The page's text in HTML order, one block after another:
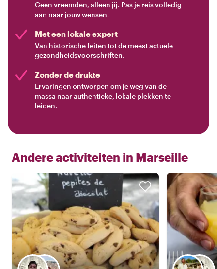
Geen vreemden, alleen jij. Pas je reis volledig
aan naar jouw wensen.
Met een lokale expert
Van historische feiten tot de meest actuele
gezondheidsvoorschriften.
Zonder de drukte
Ervaringen ontworpen om je weg van de
massa naar authentieke, lokale plekken te
leiden.
Andere activiteiten in Marseille